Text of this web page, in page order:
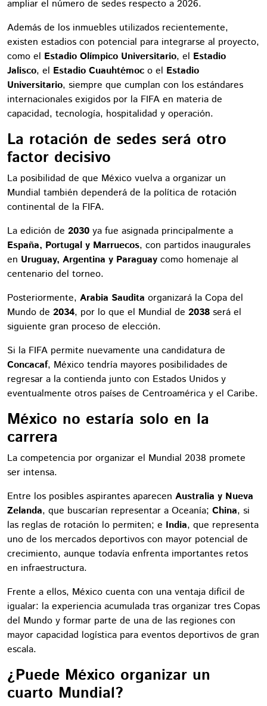
ampliar el número de sedes respecto a 2026.
Además de los inmuebles utilizados recientemente,
existen estadios con potencial para integrarse al proyecto,
como el Estadio Olímpico Universitario, el Estadio
Jalisco, el Estadio Cuauhtémoc o el Estadio
Universitario, siempre que cumplan con los estándares
internacionales exigidos por la FIFA en materia de
capacidad, tecnología, hospitalidad y operación.
La rotación de sedes será otro
factor decisivo
La posibilidad de que México vuelva a organizar un
Mundial también dependerá de la política de rotación
continental de la FIFA.
La edición de 2030 ya fue asignada principalmente a
España, Portugal y Marruecos, con partidos inaugurales
en Uruguay, Argentina y Paraguay como homenaje al
centenario del torneo.
Posteriormente, Arabia Saudita organizará la Copa del
Mundo de 2034, por lo que el Mundial de 2038 será el
siguiente gran proceso de elección.
Si la FIFA permite nuevamente una candidatura de
Concacaf, México tendría mayores posibilidades de
regresar a la contienda junto con Estados Unidos y
eventualmente otros países de Centroamérica y el Caribe.
México no estaría solo en la
carrera
La competencia por organizar el Mundial 2038 promete
ser intensa.
Entre los posibles aspirantes aparecen Australia y Nueva
Zelanda, que buscarían representar a Oceanía; China, si
las reglas de rotación lo permiten; e India, que representa
uno de los mercados deportivos con mayor potencial de
crecimiento, aunque todavía enfrenta importantes retos
en infraestructura.
Frente a ellos, México cuenta con una ventaja difícil de
igualar: la experiencia acumulada tras organizar tres Copas
del Mundo y formar parte de una de las regiones con
mayor capacidad logística para eventos deportivos de gran
escala.
¿Puede México organizar un
cuarto Mundial?